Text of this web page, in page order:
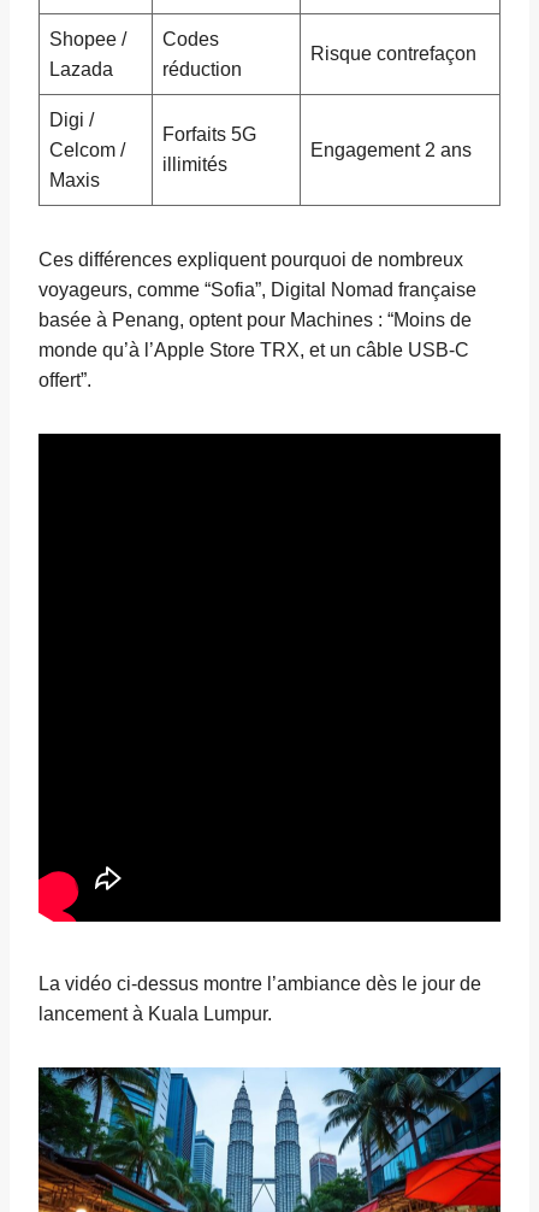
Shopee /
Lazada
Codes
réduction
Risque contrefaçon
Digi /
Celcom /
Maxis
Forfaits 5G
illimités
Engagement 2 ans
Ces différences expliquent pourquoi de nombreux
voyageurs, comme “Sofia”, Digital Nomad française
basée à Penang, optent pour Machines : “Moins de
monde qu’à l’Apple Store TRX, et un câble USB-C
offert”.
La vidéo ci-dessus montre l’ambiance dès le jour de
lancement à Kuala Lumpur.